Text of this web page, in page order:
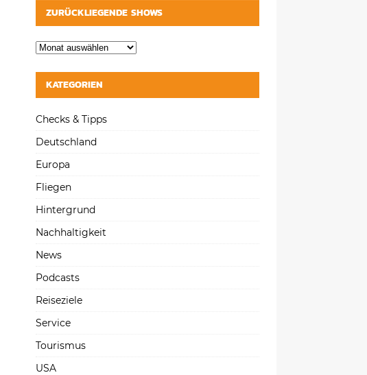
ZURÜCKLIEGENDE SHOWS
KATEGORIEN
Checks & Tipps
Deutschland
Europa
Fliegen
Hintergrund
Nachhaltigkeit
News
Podcasts
Reiseziele
Service
Tourismus
USA